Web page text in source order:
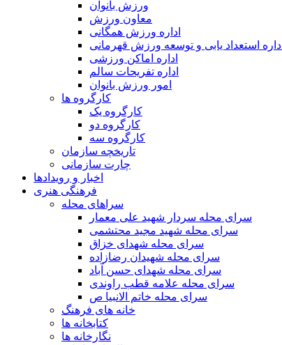
ورزش بانوان
معاون ورزش
اداره ورزش همگانی
اداره استعداد یابی و توسعه ورزش قهرمانی
اداره اماکن ورزشی
اداره تفریحات سالم
امور ورزش بانوان
کارگروه ها
کارگروه یک
کارگروه دو
کارگروه سه
تاریخچه سازمان
چارت سازمانی
اخبار و رویدادها
فرهنگی هنری
سراهای محله
سرای محله سردار شهید علی معمار
سرای محله شهید مجید محتشمی
سرای محله شهدای خزاق
سرای محله شهیدان رضازاده
سرای محله شهدای حسن آباد
سرای محله علامه قطب راوندی
سرای محله خاتم الانبیا ص
خانه های فرهنگ
کتابخانه ها
نگارخانه ها